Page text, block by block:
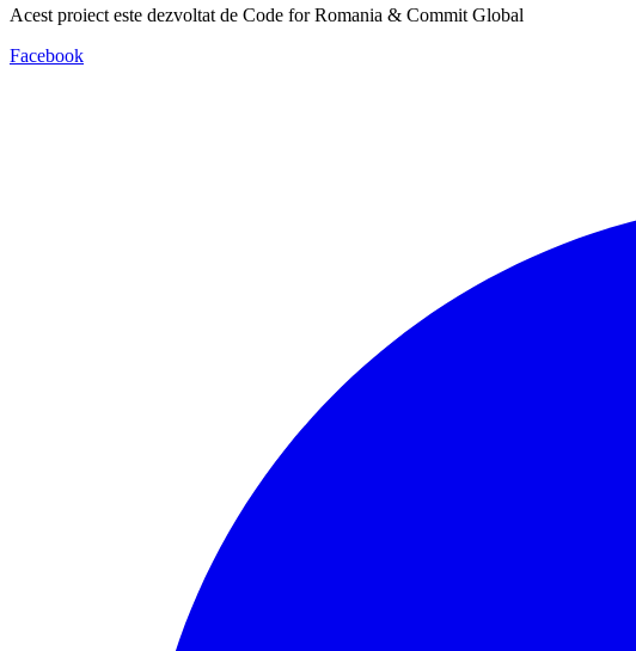
Acest proiect este dezvoltat de Code for Romania & Commit Global
Facebook